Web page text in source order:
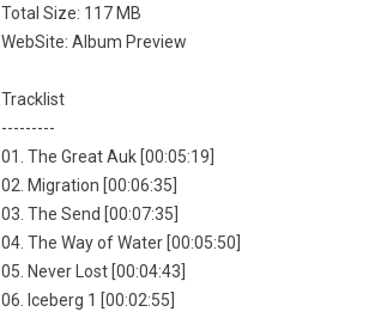
Total Size: 117 MB
WebSite: Album Preview
Tracklist
---------
01. The Great Auk [00:05:19]
02. Migration [00:06:35]
03. The Send [00:07:35]
04. The Way of Water [00:05:50]
05. Never Lost [00:04:43]
06. Iceberg 1 [00:02:55]